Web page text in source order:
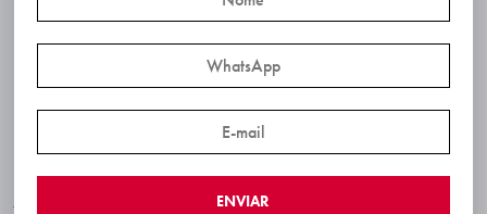
Jaqueta masculina confeccionada em moletom jacquard, desenvolvida para
ENVIAR